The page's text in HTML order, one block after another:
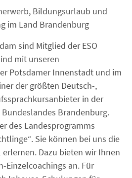
Bildungsurlaub und
im Land Brandenburg
sind Mitglied der ESO
mit unseren
Potsdamer Innenstadt und im
der größten Deutsch-,
in der
Brandenburg.
des Landesprogramms
Sie können bei uns die
erlernen. Dazu bieten wir Ihnen
Einzelcoachings an. Für